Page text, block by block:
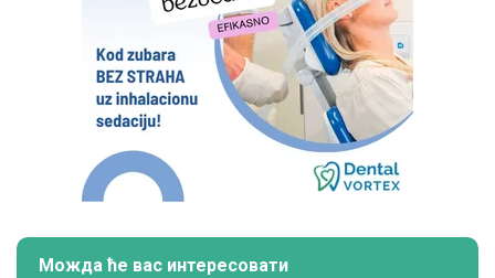
Можда ће вас интересовати